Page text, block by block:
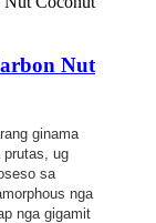
Nut
ginama
prutas, ug
sa
nga
nga gigamit